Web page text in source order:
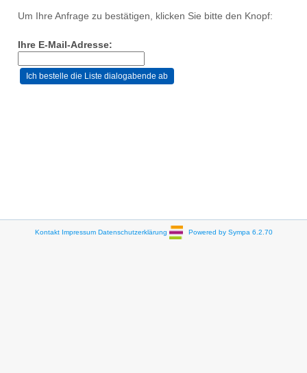
Um Ihre Anfrage zu bestätigen, klicken Sie bitte den Knopf:
Ihre E-Mail-Adresse:
Kontakt Impressum Datenschutzerklärung Powered by Sympa 6.2.70